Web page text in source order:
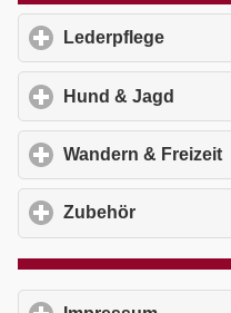
Lederpflege
Hund & Jagd
Wandern & Freizeit
Zubehör